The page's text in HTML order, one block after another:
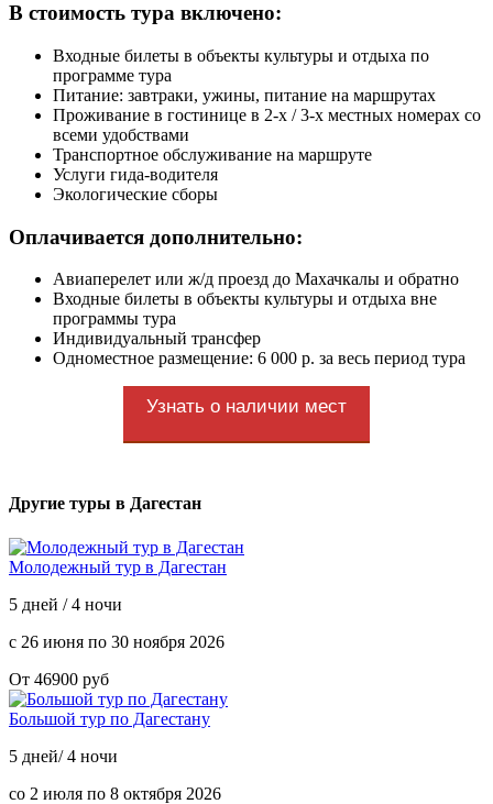
В стоимость тура включено:
Входные билеты в объекты культуры и отдыха по
программе тура
Питание: завтраки, ужины, питание на маршрутах
Проживание в гостинице в 2-х / 3-х местных номерах со
всеми удобствами
Транспортное обслуживание на маршруте
Услуги гида-водителя
Экологические сборы
Оплачивается дополнительно:
Авиаперелет или ж/д проезд до Махачкалы и обратно
Входные билеты в объекты культуры и отдыха вне
программы тура
Индивидуальный трансфер
Одноместное размещение: 6 000 р. за весь период тура
Узнать о наличии мест
Другие туры в Дагестан
Молодежный тур в Дагестан
5 дней / 4 ночи
с 26 июня по 30 ноября 2026
От 46900 руб
Большой тур по Дагестану
5 дней/ 4 ночи
со 2 июля по 8 октября 2026